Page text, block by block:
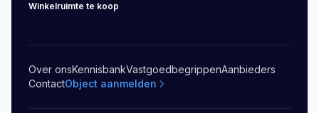
Winkelruimte te koop
Over onsKennisbankVastgoedbegrippenAanbieders
ContactObject aanmelden